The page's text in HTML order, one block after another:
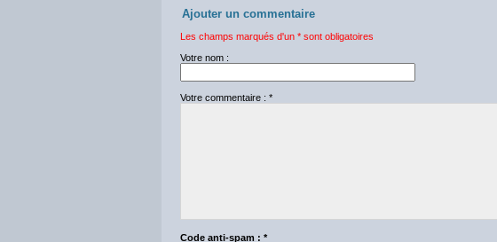
Ajouter un commentaire
Les champs marqués d'un * sont obligatoires
Votre nom :
Votre commentaire : *
Code anti-spam : *